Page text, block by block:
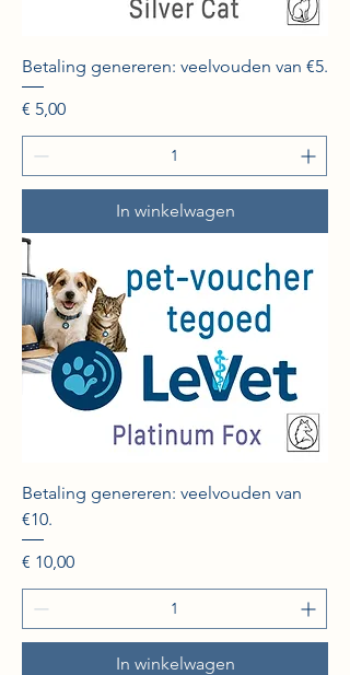
Betaling genereren: veelvouden van €5.
Prijs
€ 5,00
In winkelwagen
Betaling genereren: veelvouden van
€10.
Prijs
€ 10,00
In winkelwagen